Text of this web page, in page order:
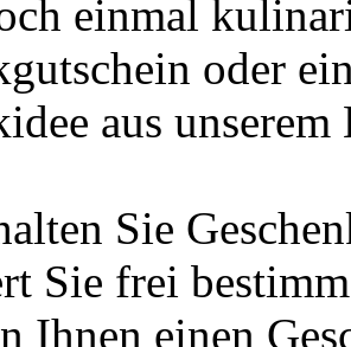
einmal
oder
aus unserem
Sie
Sie frei
Ihnen einen